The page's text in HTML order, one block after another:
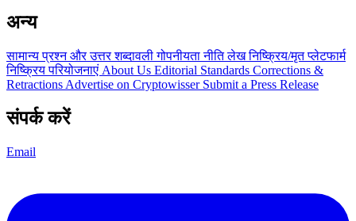
अन्य
सामान्य प्रश्न और उत्तरशब्दावलीगोपनीयता नीतिलेखनिष्क्रिय/मृत प्लेटफार्म
निष्क्रिय परियोजनाएं About Us Editorial Standards Corrections &
Retractions Advertise on Cryptowisser Submit a Press Release
संपर्क करें
Email